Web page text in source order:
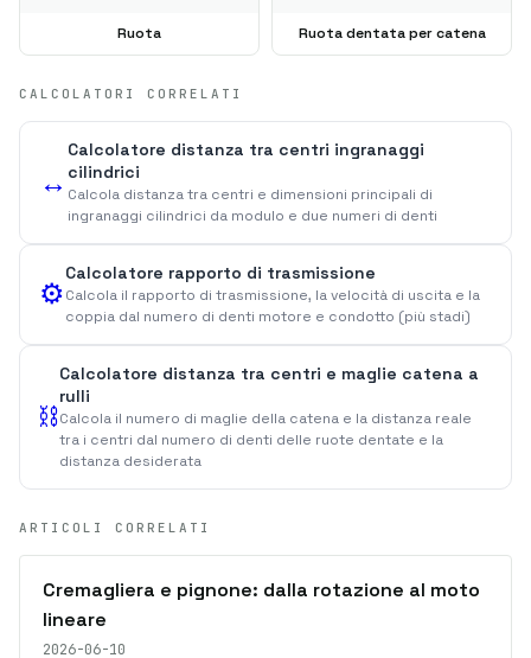
Ruota Ruota dentata per catena
CALCOLATORI CORRELATI
↔️
Calcolatore distanza tra centri ingranaggi
cilindrici
Calcola distanza tra centri e dimensioni principali di
ingranaggi cilindrici da modulo e due numeri di denti
⚙️
Calcolatore rapporto di trasmissione
Calcola il rapporto di trasmissione, la velocità di uscita e la
coppia dal numero di denti motore e condotto (più stadi)
⛓️
Calcolatore distanza tra centri e maglie catena a
rulli
Calcola il numero di maglie della catena e la distanza reale
tra i centri dal numero di denti delle ruote dentate e la
distanza desiderata
ARTICOLI CORRELATI
Cremagliera e pignone: dalla rotazione al moto
lineare
2026-06-10